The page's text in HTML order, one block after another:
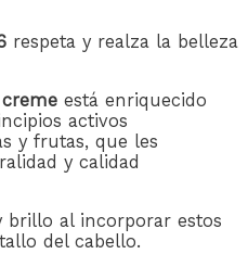
respeta y realza la belleza
está enriquecido
activos
y frutas, que les
y calidad
al incorporar estos
del cabello.